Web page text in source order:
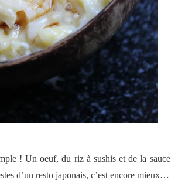
! Un oeuf, du riz à sushis et de la sauce
d’un resto japonais, c’est encore mieux…